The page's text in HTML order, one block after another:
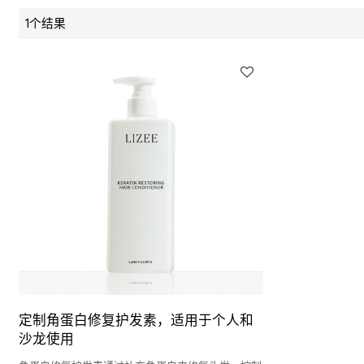
1个结果
定制角蛋白修复护发素，适用于个人和
沙龙使用